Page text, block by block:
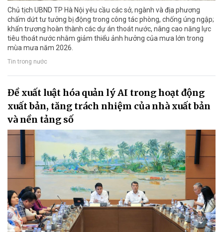
Chủ tịch UBND TP Hà Nội yêu cầu các sở, ngành và địa phương
chấm dứt tư tưởng bị động trong công tác phòng, chống úng ngập;
khẩn trương hoàn thành các dự án thoát nước, nâng cao năng lực
tiêu thoát nước nhằm giảm thiểu ảnh hưởng của mưa lớn trong
mùa mưa năm 2026.
Tin trong nước
Đề xuất luật hóa quản lý AI trong hoạt động
xuất bản, tăng trách nhiệm của nhà xuất bản
và nền tảng số